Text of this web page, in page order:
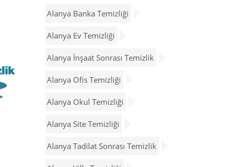
Alanya Banka Temizliği
Alanya Ev Temizliği
Alanya İnşaat Sonrası Temizlik
Alanya Ofis Temizliği
Alanya Okul Temizliği
Alanya Site Temizliği
Alanya Tadilat Sonrası Temizlik